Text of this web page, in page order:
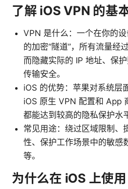
了解 iOS VPN 的基
VPN 是什么：一个在你的
的加密“隧道”，所有流量经
而隐藏实际的 IP 地址、保
传输安全。
iOS 的优势：苹果对系统层
iOS 原生 VPN 配置和 App
都能达到较高的隐私保护水
常见用途：绕过区域限制、
性、保护工作场景中的敏感
等。
为什么在 iOS 上使